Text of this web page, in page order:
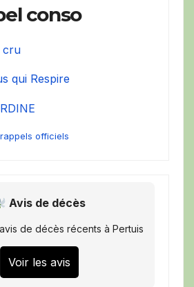
conso
cru
qui Respire
officiels
Avis de décès
de décès récents à Pertuis
Voir les avis